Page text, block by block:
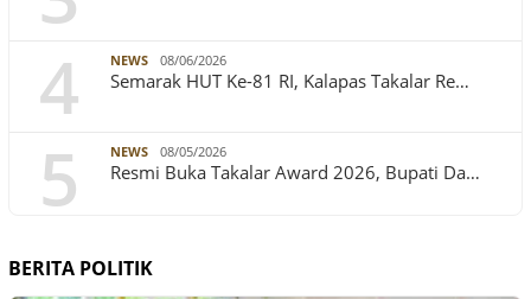
4 NEWS 08/06/2026
Semarak HUT Ke-81 RI, Kalapas Takalar Re…
5 NEWS 08/05/2026
Resmi Buka Takalar Award 2026, Bupati Da…
BERITA POLITIK